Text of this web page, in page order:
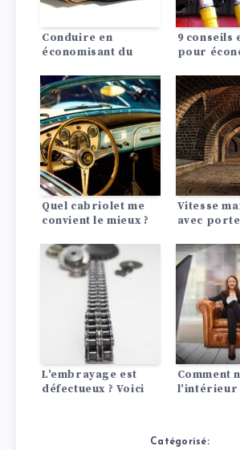
Conduire en
économisant du
astuces pour
économiser du
carburant !
9 conseils
pour
Comment
carburant
Quel cabriolet me
convient le mieux ?
Vitesse
avec
!
L’embrayage est
défectueux ? Voici
Comment
Catégorisé: